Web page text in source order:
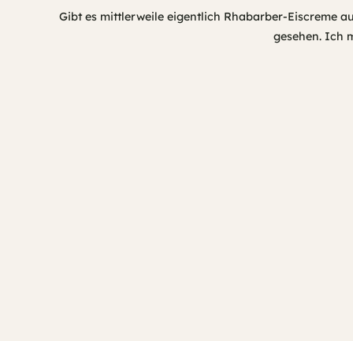
Gibt es mittlerweile eigentlich Rhabarber-Eiscreme
gesehen. Ich